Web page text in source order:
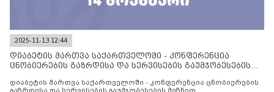
2025-11-13 12:44
დიაბეტის მართვა საქართველოში - კონფერენცია
ცნობიერების გაზრდისა და სერვისების გაუმჯობესების
დიაბეტის მართვა საქართველოში - კონფერენცია ცნობიერების
გაზრდისა და სერვისების გაუმჯობესების მიზნით